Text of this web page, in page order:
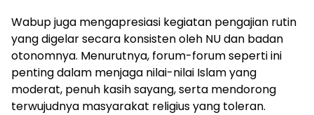
Wabup juga mengapresiasi kegiatan pengajian rutin
yang digelar secara konsisten oleh NU dan badan
otonomnya. Menurutnya, forum-forum seperti ini
penting dalam menjaga nilai-nilai Islam yang
moderat, penuh kasih sayang, serta mendorong
terwujudnya masyarakat religius yang toleran.